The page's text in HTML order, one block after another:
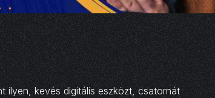
ilyen, kevés digitális eszközt, csatornát